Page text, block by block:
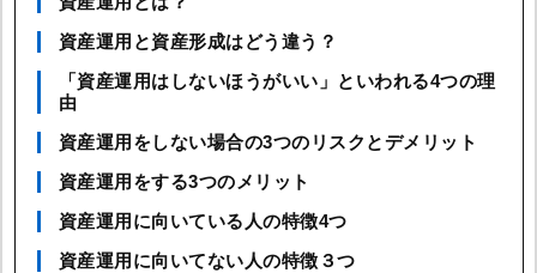
資産運用と資産形成はどう違う？
「資産運用はしないほうがいい」といわれる4つの理
由
資産運用をしない場合の3つのリスクとデメリット
資産運用をする3つのメリット
資産運用に向いている人の特徴4つ
資産運用に向いてない人の特徴３つ